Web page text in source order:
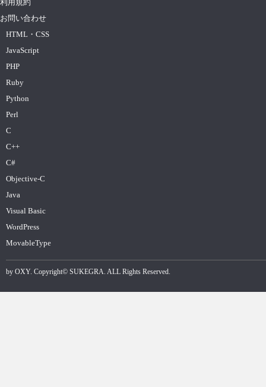
利用規約
お問い合わせ
HTML・CSS
JavaScript
PHP
Ruby
Python
Perl
C
C++
C#
Objective-C
Java
Visual Basic
WordPress
MovableType
by OXY. Copyright© SUKEGRA . ALL Rights Reserved.